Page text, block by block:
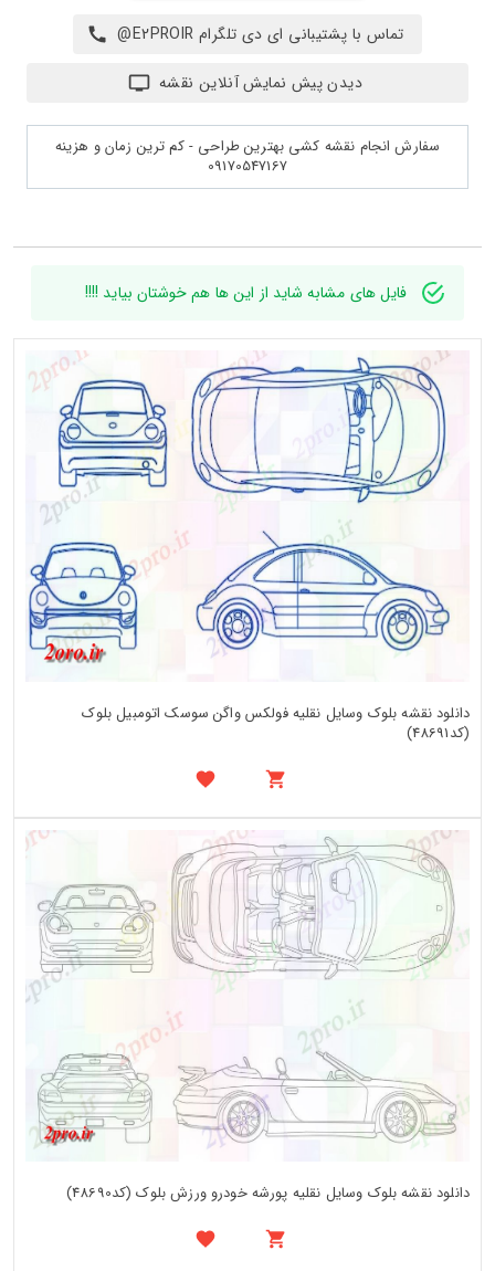
تماس با پشتیبانی ای دی تلگرام E2PROIR@
دیدن پیش نمایش آنلاین نقشه
سفارش انجام نقشه کشی بهترین طراحی - کم ترین زمان و هزینه
09170547167
فایل های مشابه شاید از این ها هم خوشتان بیاید !!!!
دانلود نقشه بلوک وسایل نقلیه فولکس واگن سوسک اتومبیل بلوک
(کد48691)
دانلود نقشه بلوک وسایل نقلیه پورشه خودرو ورزش بلوک (کد48690)